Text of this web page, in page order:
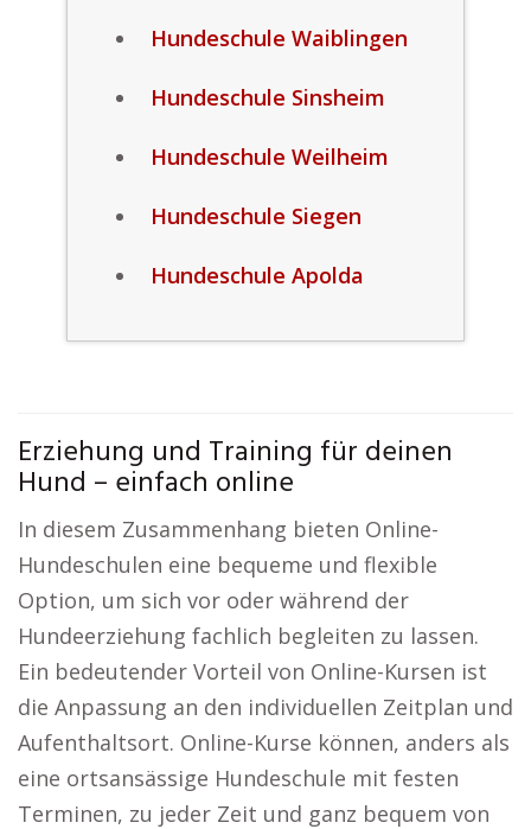
Hundeschule Waiblingen
Hundeschule Sinsheim
Hundeschule Weilheim
Hundeschule Siegen
Hundeschule Apolda
Erziehung und Training für deinen
Hund – einfach online
In diesem Zusammenhang bieten Online-
Hundeschulen eine bequeme und flexible
Option, um sich vor oder während der
Hundeerziehung fachlich begleiten zu lassen.
Ein bedeutender Vorteil von Online-Kursen ist
die Anpassung an den individuellen Zeitplan und
Aufenthaltsort. Online-Kurse können, anders als
eine ortsansässige Hundeschule mit festen
Terminen, zu jeder Zeit und ganz bequem von